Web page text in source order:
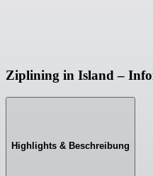
Ziplining in Island –
Highlights & Beschreibung